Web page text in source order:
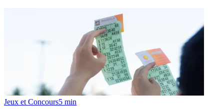
Jeux et Concours5 min